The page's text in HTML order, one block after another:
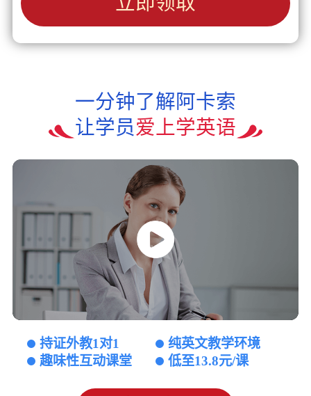
一分钟了解阿卡索
让学员爱上学英语
持证外教1对1
纯英文教学环境
趣味性互动课堂
低至13.8元/课